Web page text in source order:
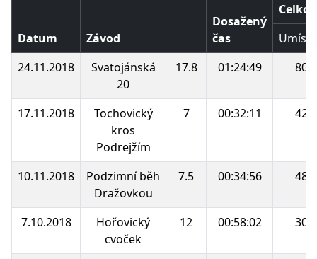
Datum Závod
Dosažený
čas
24.11.2018
Svatojánská
20
17.8 01:24:49 80.
17.11.2018
Tochovický
kros
Podrejžím
7 00:32:11 42.
10.11.2018
Podzimní běh
Dražovkou
7.5 00:34:56 48.
7.10.2018
Hořovický
cvoček
12 00:58:02 30.